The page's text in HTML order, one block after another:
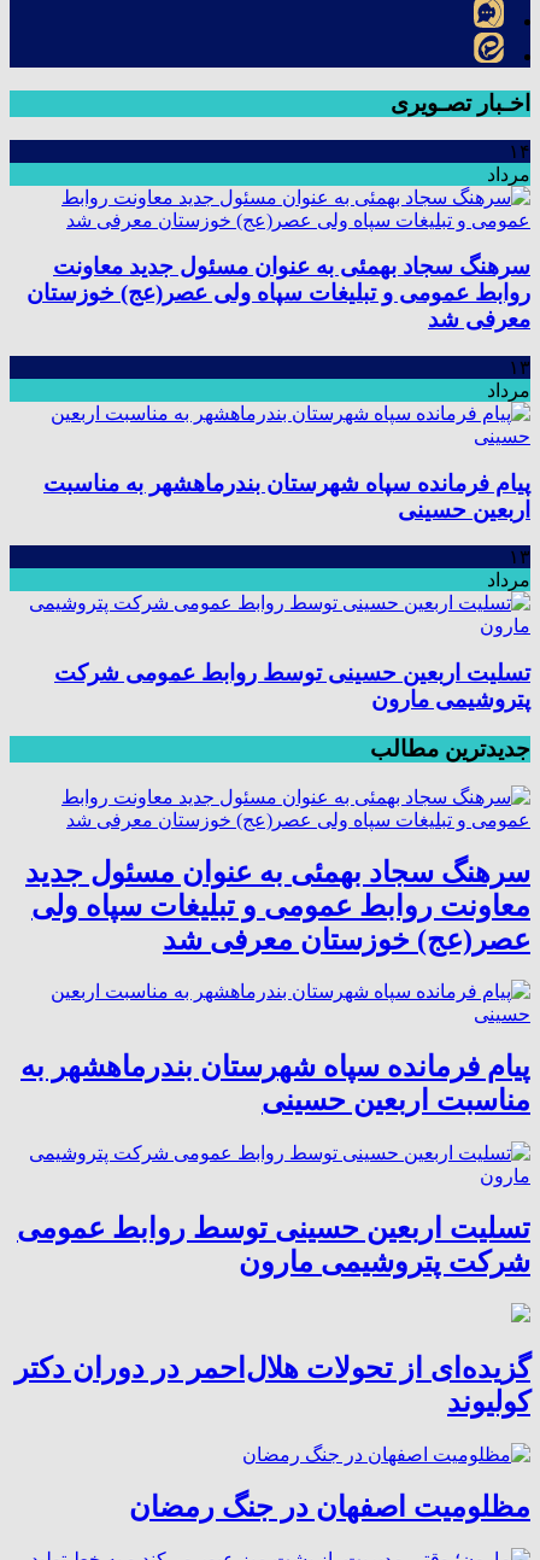
اخـبار تصـویری
۱۴
مرداد
سرهنگ سجاد بهمئی به عنوان مسئول جدید معاونت
روابط عمومی و تبلیغات سپاه ولی عصر(عج) خوزستان
معرفی شد
۱۳
مرداد
پیام فرمانده سپاه شهرستان بندرماهشهر به مناسبت
اربعین حسینی
۱۳
مرداد
تسلیت اربعین حسینی توسط روابط عمومی شرکت
پتروشیمی مارون
جدیدترین مطالب
سرهنگ سجاد بهمئی به عنوان مسئول جدید
معاونت روابط عمومی و تبلیغات سپاه ولی
عصر(عج) خوزستان معرفی شد
پیام فرمانده سپاه شهرستان بندرماهشهر به
مناسبت اربعین حسینی
تسلیت اربعین حسینی توسط روابط عمومی
شرکت پتروشیمی مارون
گزیده‌ای از تحولات هلال‌احمر در دوران دکتر
کولیوند
مظلومیت اصفهان در جنگ رمضان